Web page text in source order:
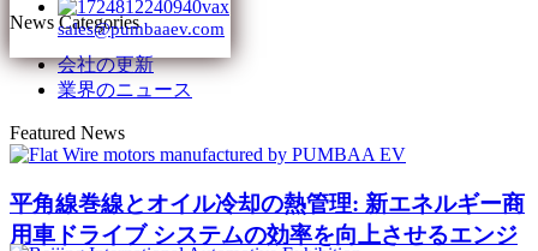
sales@pumbaaev.com
News Categories
会社の更新
業界のニュース
Featured News
平角線巻線とオイル冷却の熱管理: 新エネルギー商
用車ドライブ システムの効率を向上させるエンジ